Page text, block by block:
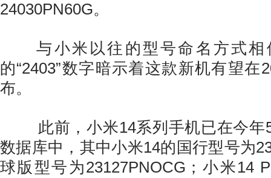
24030PN60G。
与小米以往的型号命名方式相
的“2403”数字暗示着这款新机有望在
布。
此前，小米14系列手机已在今年5
数据库中，其中小米14的国行型号为
球版型号为23127PNOCG；小米14